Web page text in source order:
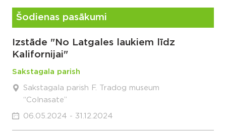
Šodienas pasākumi
Izstāde "No Latgales laukiem līdz
Kalifornijai"
Sakstagala parish
Sakstagala parish F. Tradog museum
“Colnasate”
06.05.2024 - 31.12.2024